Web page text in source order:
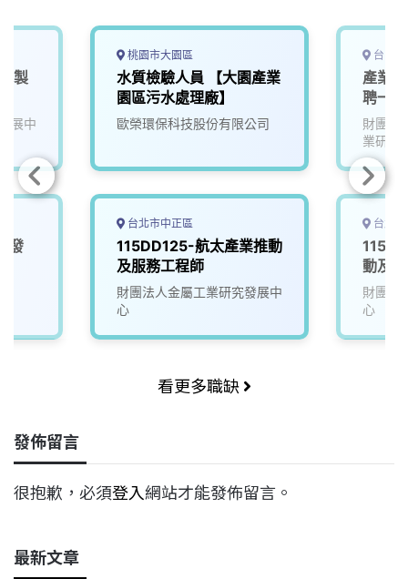
o
s
I
n
n
/製
展中
發
桃園市大園區
水質檢驗人員 【大園產業
園區污水處理廠】
歐榮環保科技股份有限公司
台北市中正區
115DD125-航太產業推動
及服務工程師
財團法人金屬工業研究發展中
心
台中
產業
聘一
財團法
業研究
台北
動及
財團法
心
看更多職缺
發佈留言
很抱歉，必須登入網站才能發佈留言。
最新文章